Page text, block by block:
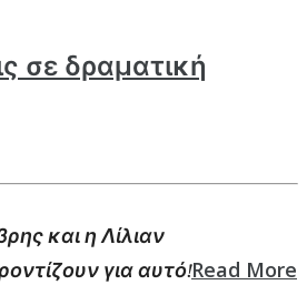
σε δραματική
και η Λίλιαν
για αυτό!Read More